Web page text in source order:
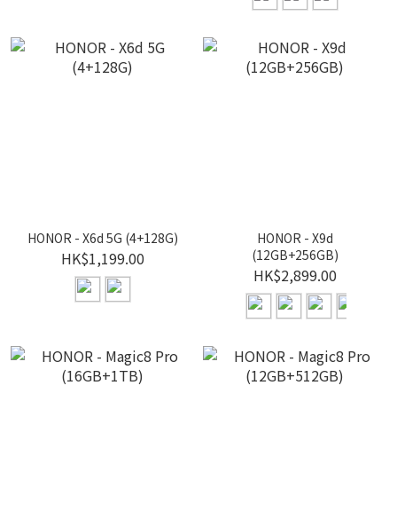
HONOR - X6d 5G (4+128G)
HK$1,199.00
HONOR - X9d
(12GB+256GB)
HK$2,899.00